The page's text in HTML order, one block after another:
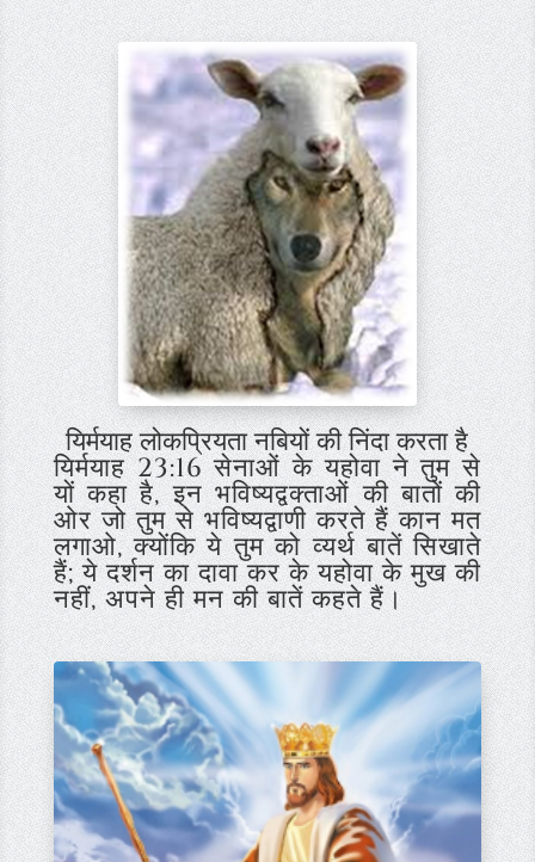
यिर्मयाह लोकप्रियता नबियों की निंदा करता है
यिर्मयाह 23:16 सेनाओं के यहोवा ने तुम से
यों कहा है, इन भविष्यद्वक्ताओं की बातों की
ओर जो तुम से भविष्यद्वाणी करते हैं कान मत
लगाओ, क्योंकि ये तुम को व्यर्थ बातें सिखाते
हैं; ये दर्शन का दावा कर के यहोवा के मुख की
नहीं, अपने ही मन की बातें कहते हैं।